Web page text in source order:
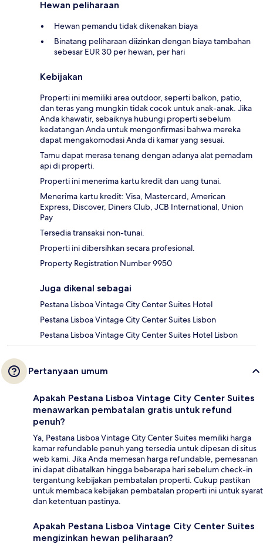
Hewan peliharaan
Hewan pemandu tidak dikenakan biaya
Binatang peliharaan diizinkan dengan biaya tambahan
sebesar EUR 30 per hewan, per hari
Kebijakan
Properti ini memiliki area outdoor, seperti balkon, patio,
dan teras yang mungkin tidak cocok untuk anak-anak. Jika
Anda khawatir, sebaiknya hubungi properti sebelum
kedatangan Anda untuk mengonfirmasi bahwa mereka
dapat mengakomodasi Anda di kamar yang sesuai.
Tamu dapat merasa tenang dengan adanya alat pemadam
api di properti.
Properti ini menerima kartu kredit dan uang tunai.
Menerima kartu kredit: Visa, Mastercard, American
Express, Discover, Diners Club, JCB International, Union
Pay
Tersedia transaksi non-tunai.
Properti ini dibersihkan secara profesional.
Property Registration Number 9950
Juga dikenal sebagai
Pestana Lisboa Vintage City Center Suites Hotel
Pestana Lisboa Vintage City Center Suites Lisbon
Pestana Lisboa Vintage City Center Suites Hotel Lisbon
Pertanyaan umum
Apakah Pestana Lisboa Vintage City Center Suites
menawarkan pembatalan gratis untuk refund
penuh?
Ya, Pestana Lisboa Vintage City Center Suites memiliki harga
kamar refundable penuh yang tersedia untuk dipesan di situs
web kami. Jika Anda memesan harga refundable, pemesanan
ini dapat dibatalkan hingga beberapa hari sebelum check-in
tergantung kebijakan pembatalan properti. Cukup pastikan
untuk membaca kebijakan pembatalan properti ini untuk syarat
dan ketentuan pastinya.
Apakah Pestana Lisboa Vintage City Center Suites
mengizinkan hewan peliharaan?